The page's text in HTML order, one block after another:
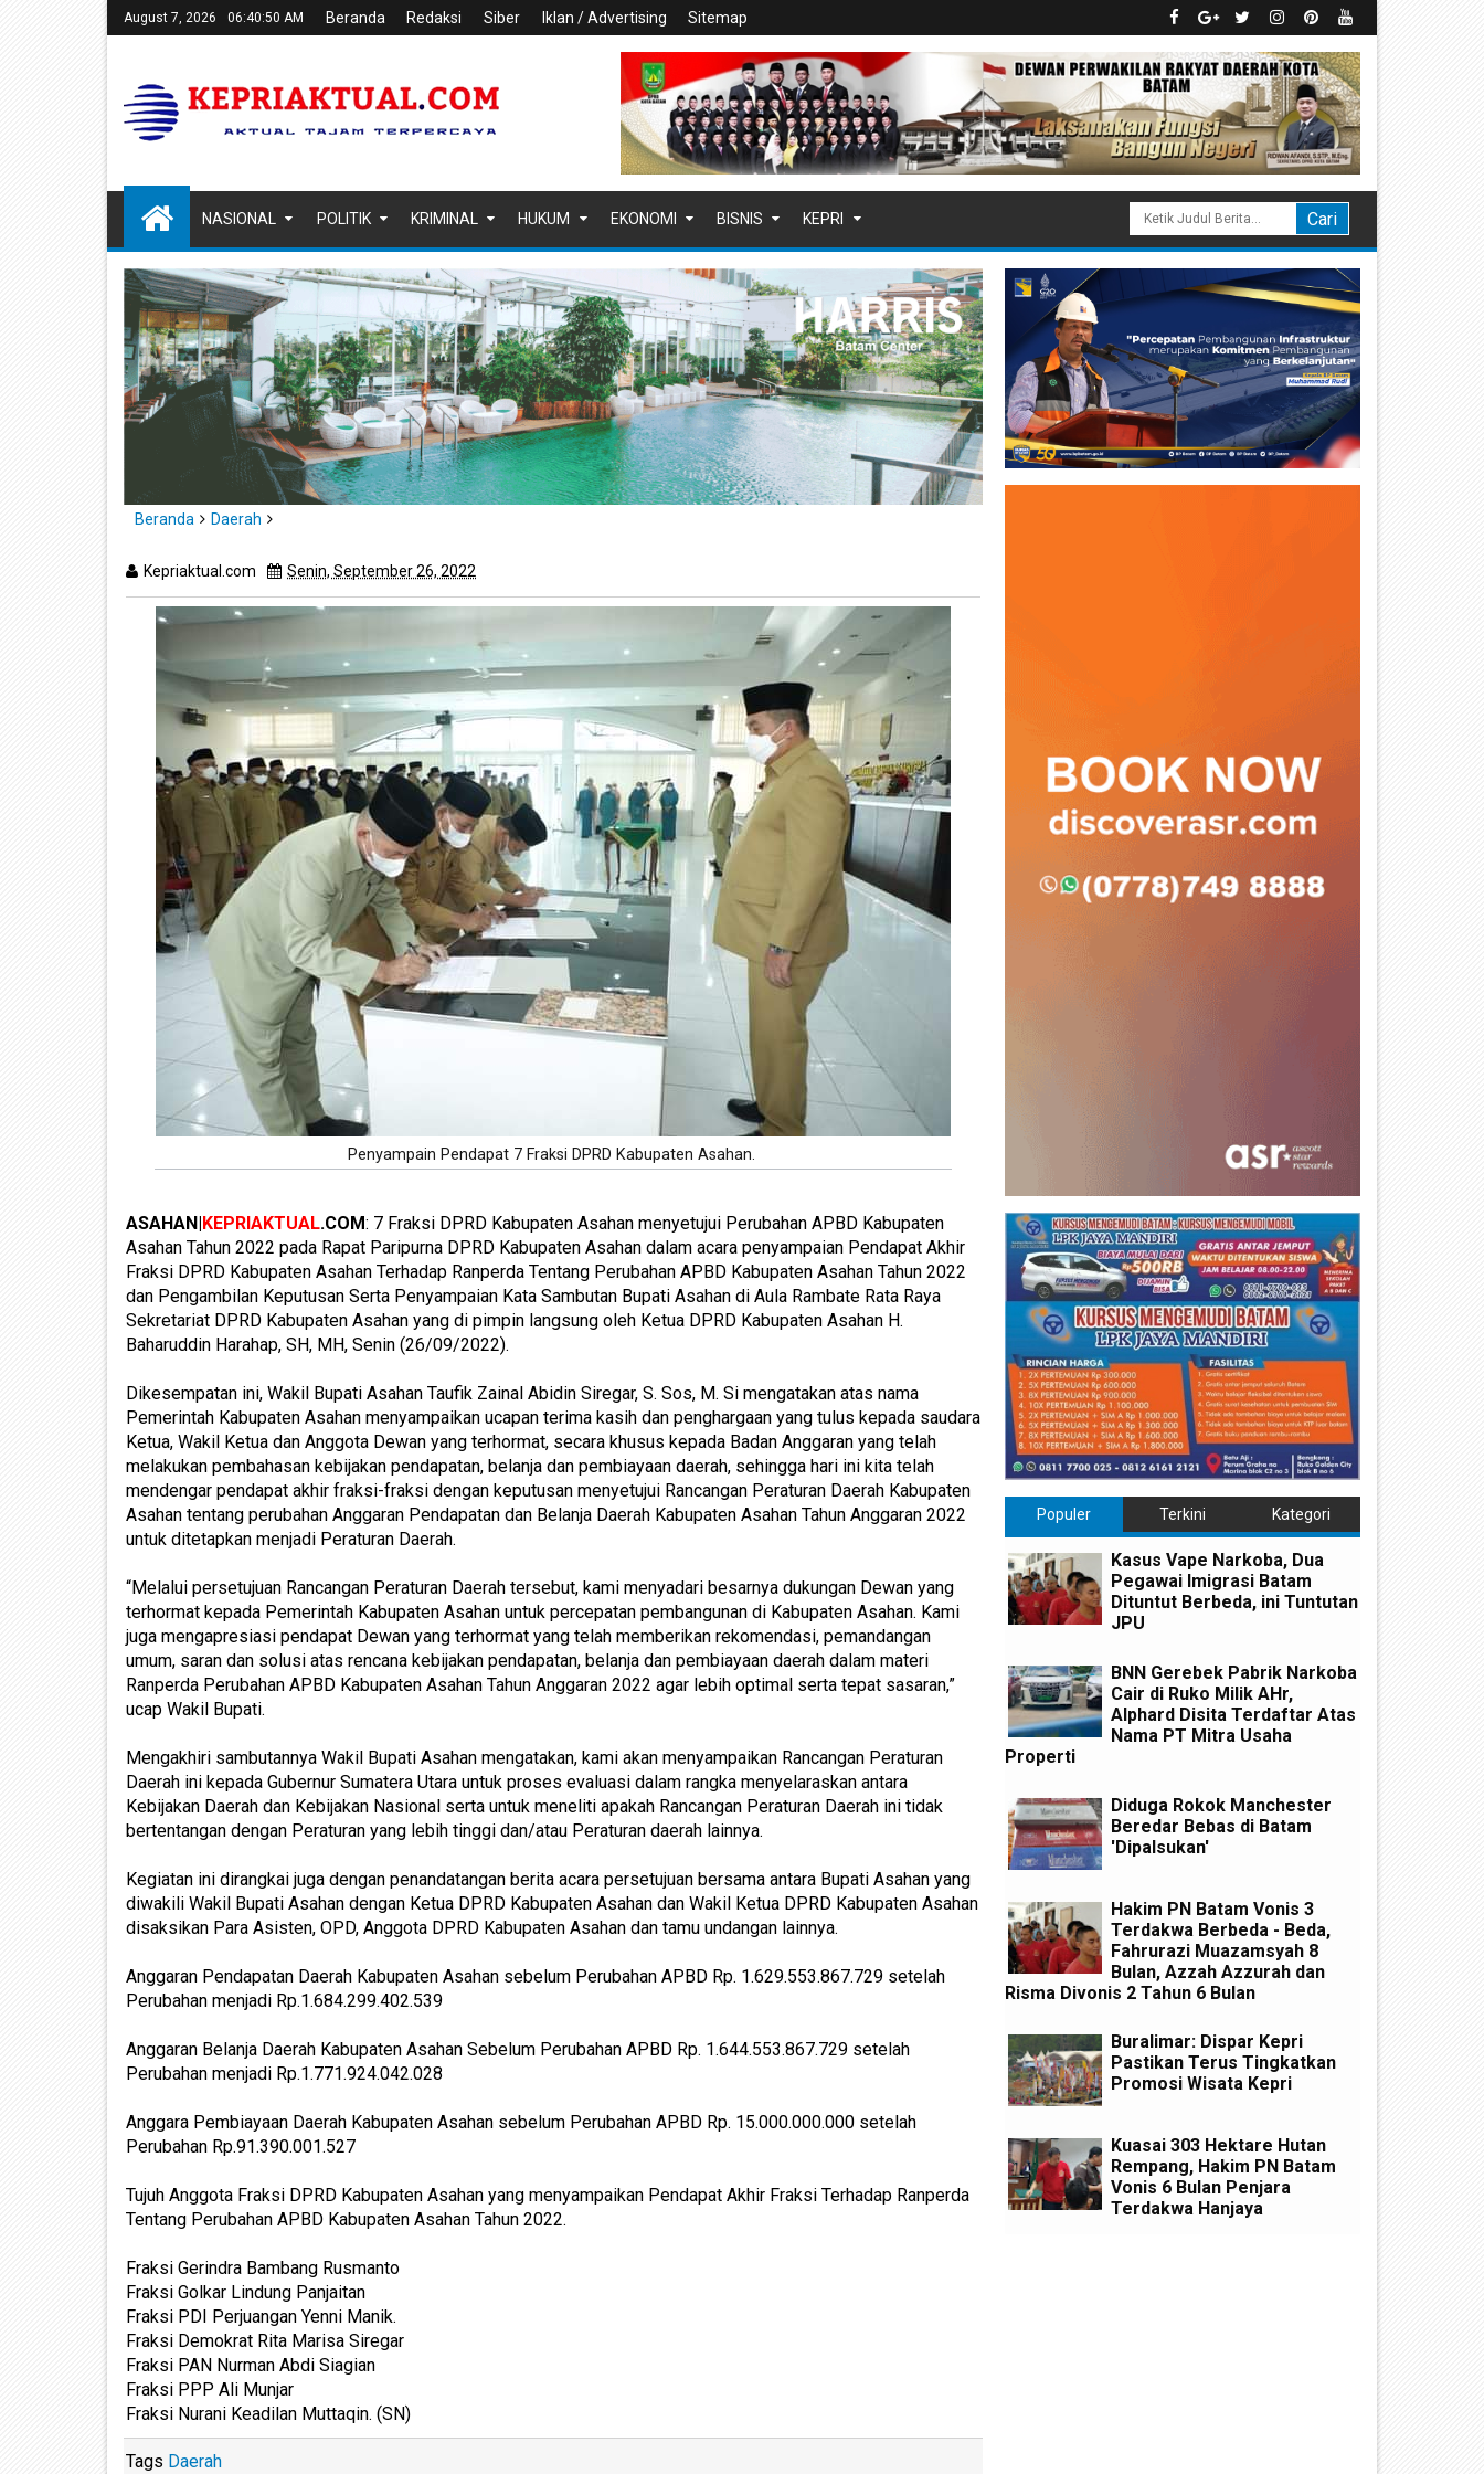
August 7, 2026 06:40:51 AM Beranda Redaksi Siber Iklan / Advertising Sitemap
NASIONAL POLITIK KRIMINAL HUKUM EKONOMI BISNIS KEPRI
Beranda Daerah
Kepriaktual.com Senin, September 26, 2022
Penyampain Pendapat 7 Fraksi DPRD Kabupaten Asahan.
ASAHAN|KEPRIAKTUAL.COM: 7 Fraksi DPRD Kabupaten Asahan menyetujui Perubahan APBD Kabupaten
Asahan Tahun 2022 pada Rapat Paripurna DPRD Kabupaten Asahan dalam acara penyampaian Pendapat Akhir
Fraksi DPRD Kabupaten Asahan Terhadap Ranperda Tentang Perubahan APBD Kabupaten Asahan Tahun 2022
dan Pengambilan Keputusan Serta Penyampaian Kata Sambutan Bupati Asahan di Aula Rambate Rata Raya
Sekretariat DPRD Kabupaten Asahan yang di pimpin langsung oleh Ketua DPRD Kabupaten Asahan H.
Baharuddin Harahap, SH, MH, Senin (26/09/2022).
Dikesempatan ini, Wakil Bupati Asahan Taufik Zainal Abidin Siregar, S. Sos, M. Si mengatakan atas nama
Pemerintah Kabupaten Asahan menyampaikan ucapan terima kasih dan penghargaan yang tulus kepada saudara
Ketua, Wakil Ketua dan Anggota Dewan yang terhormat, secara khusus kepada Badan Anggaran yang telah
melakukan pembahasan kebijakan pendapatan, belanja dan pembiayaan daerah, sehingga hari ini kita telah
mendengar pendapat akhir fraksi-fraksi dengan keputusan menyetujui Rancangan Peraturan Daerah Kabupaten
Asahan tentang perubahan Anggaran Pendapatan dan Belanja Daerah Kabupaten Asahan Tahun Anggaran 2022
untuk ditetapkan menjadi Peraturan Daerah.
“Melalui persetujuan Rancangan Peraturan Daerah tersebut, kami menyadari besarnya dukungan Dewan yang
terhormat kepada Pemerintah Kabupaten Asahan untuk percepatan pembangunan di Kabupaten Asahan. Kami
juga mengapresiasi pendapat Dewan yang terhormat yang telah memberikan rekomendasi, pemandangan
umum, saran dan solusi atas rencana kebijakan pendapatan, belanja dan pembiayaan daerah dalam materi
Ranperda Perubahan APBD Kabupaten Asahan Tahun Anggaran 2022 agar lebih optimal serta tepat sasaran,”
ucap Wakil Bupati.
Mengakhiri sambutannya Wakil Bupati Asahan mengatakan, kami akan menyampaikan Rancangan Peraturan
Daerah ini kepada Gubernur Sumatera Utara untuk proses evaluasi dalam rangka menyelaraskan antara
Kebijakan Daerah dan Kebijakan Nasional serta untuk meneliti apakah Rancangan Peraturan Daerah ini tidak
bertentangan dengan Peraturan yang lebih tinggi dan/atau Peraturan daerah lainnya.
Kegiatan ini dirangkai juga dengan penandatangan berita acara persetujuan bersama antara Bupati Asahan yang
diwakili Wakil Bupati Asahan dengan Ketua DPRD Kabupaten Asahan dan Wakil Ketua DPRD Kabupaten Asahan
disaksikan Para Asisten, OPD, Anggota DPRD Kabupaten Asahan dan tamu undangan lainnya.
Anggaran Pendapatan Daerah Kabupaten Asahan sebelum Perubahan APBD Rp. 1.629.553.867.729 setelah
Perubahan menjadi Rp.1.684.299.402.539
Anggaran Belanja Daerah Kabupaten Asahan Sebelum Perubahan APBD Rp. 1.644.553.867.729 setelah
Perubahan menjadi Rp.1.771.924.042.028
Anggara Pembiayaan Daerah Kabupaten Asahan sebelum Perubahan APBD Rp. 15.000.000.000 setelah
Perubahan Rp.91.390.001.527
Tujuh Anggota Fraksi DPRD Kabupaten Asahan yang menyampaikan Pendapat Akhir Fraksi Terhadap Ranperda
Tentang Perubahan APBD Kabupaten Asahan Tahun 2022.
Fraksi Gerindra Bambang Rusmanto
Fraksi Golkar Lindung Panjaitan
Fraksi PDI Perjuangan Yenni Manik.
Fraksi Demokrat Rita Marisa Siregar
Fraksi PAN Nurman Abdi Siagian
Fraksi PPP Ali Munjar
Fraksi Nurani Keadilan Muttaqin. (SN)
Tags Daerah
Populer Terkini Kategori
Kasus Vape Narkoba, Dua
Pegawai Imigrasi Batam
Dituntut Berbeda, ini Tuntutan
JPU
BNN Gerebek Pabrik Narkoba
Cair di Ruko Milik AHr,
Alphard Disita Terdaftar Atas
Nama PT Mitra Usaha
Properti
Diduga Rokok Manchester
Beredar Bebas di Batam
'Dipalsukan'
Hakim PN Batam Vonis 3
Terdakwa Berbeda - Beda,
Fahrurazi Muazamsyah 8
Bulan, Azzah Azzurah dan
Risma Divonis 2 Tahun 6 Bulan
Buralimar: Dispar Kepri
Pastikan Terus Tingkatkan
Promosi Wisata Kepri
Kuasai 303 Hektare Hutan
Rempang, Hakim PN Batam
Vonis 6 Bulan Penjara
Terdakwa Hanjaya